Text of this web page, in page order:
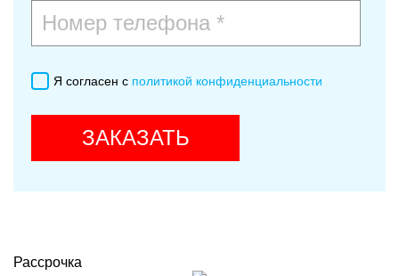
Я согласен с политикой конфиденциальности
ЗАКАЗАТЬ
Рассрочка